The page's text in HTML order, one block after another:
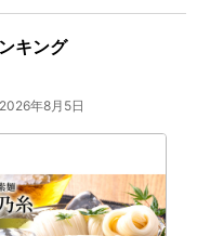
キング
年8月5日